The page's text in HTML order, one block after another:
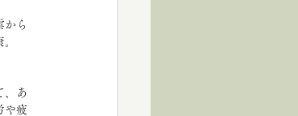
から
、あ
や疲